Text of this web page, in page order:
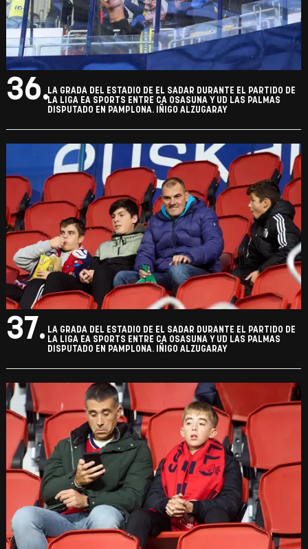
36.LA GRADA DEL ESTADIO DE EL SADAR DURANTE EL PARTIDO DE
LA LIGA EA SPORTS ENTRE CA OSASUNA Y UD LAS PALMAS
DISPUTADO EN PAMPLONA. IÑIGO ALZUGARAY
37. LA GRADA DEL ESTADIO DE EL SADAR DURANTE EL PARTIDO DE
LA LIGA EA SPORTS ENTRE CA OSASUNA Y UD LAS PALMAS
DISPUTADO EN PAMPLONA. IÑIGO ALZUGARAY